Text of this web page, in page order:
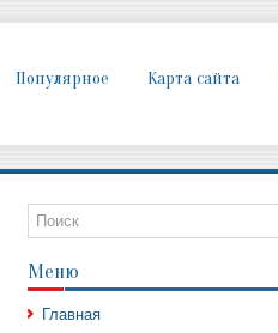
Популярное Карта сайта
Меню
Главная